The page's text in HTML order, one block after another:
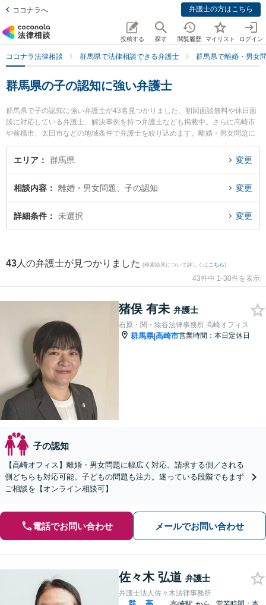
ココナラへ 弁護士の方はこちら
投稿する 探す 閲覧履歴 マイリスト ログイン
ココナラ法律相談 群馬県で法律相談できる弁護士 群馬県で離婚・男女
群馬県の子の認知に強い弁護士
群馬県で子の認知に強い弁護士が43名見つかりました。初回面談無料や休日面
談に対応している弁護士、解決事例を持つ弁護士なども掲載中。さらに高崎市
や前橋市、太田市などの地域条件で弁護士を絞り込めます。離婚・男女問題に
関係する財産分与や養育費、親権等の細かな分野での絞り込み検索もでき便利
です。特に石原・関・猿谷法律事務所 高崎オフィスの猪俣 有未弁護士や弁護士
県で土日や夜間に発生した子の認知のトラブルを今すぐに弁護士に相談した
い』『子の認知のトラブル解決の実績豊富な近くの弁護士を検索したい』『初
回相談無料で子の認知を法律相談できる群馬県内の弁護士に相談予約したい』
エリア 群馬県 変更
相談内容 離婚・男女問題、子の認知 変更
詳細条件 未選択 変更
43 人の弁護士が見つかりました (検索結果について詳しくは こちら)
43件中 1-30件を表示
猪俣 有未 弁護士
石原・関・猿谷法律事務所 高崎オフィス
群馬県|高崎市営業時間：本日定休日
子の認知
【高崎オフィス】離婚・男女問題に幅広く対応。請求する側／される
側どちらも対応可能。子どもの問題も注力。迷っている段階でもまず
ご相談を【オンライン相談可】
電話でお問い合わせ メールでお問い合わせ
佐々木 弘道 弁護士
弁護士法人佐々木法律事務所